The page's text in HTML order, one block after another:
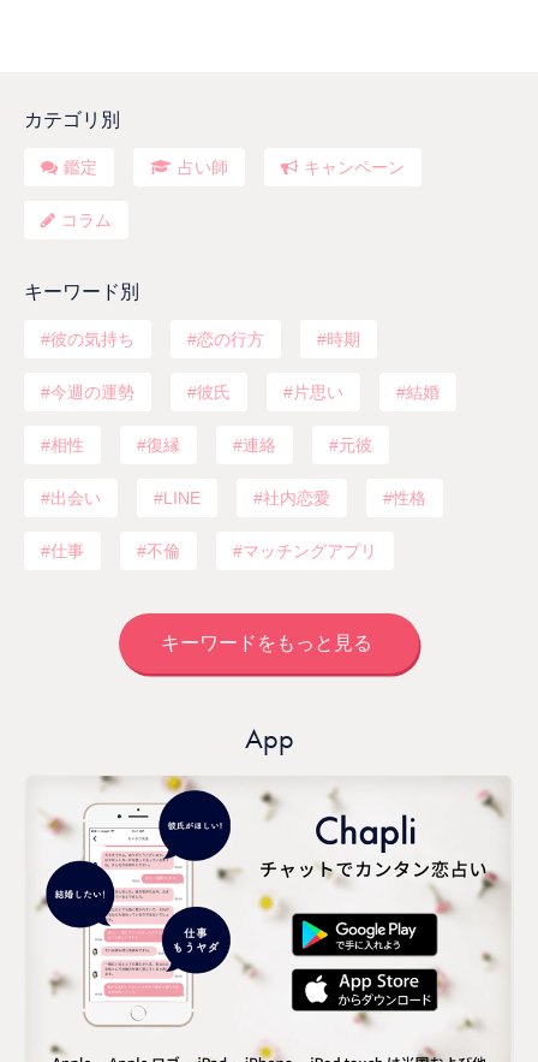
カテゴリ別
鑑定 占い師 キャンペーン
コラム
キーワード別
彼の気持ち 恋の行方 時期
今週の運勢 彼氏 片思い 結婚
相性 復縁 連絡 元彼
出会い LINE 社内恋愛 性格
仕事 不倫 マッチングアプリ
キーワードをもっと見る
App